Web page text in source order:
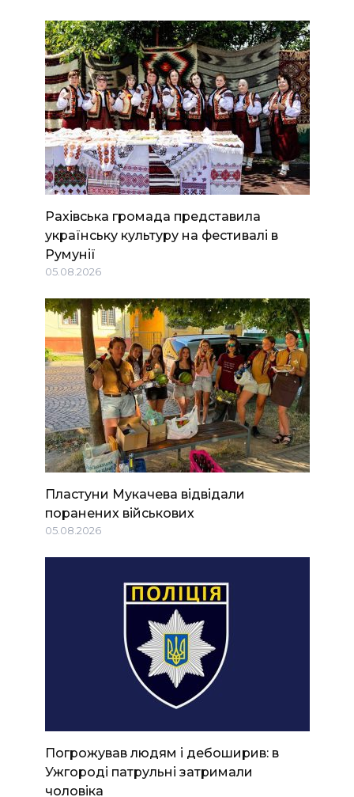
Рахівська громада представила
українську культуру на фестивалі в
Румунії
05.08.2026
Пластуни Мукачева відвідали
поранених військових
05.08.2026
Погрожував людям і дебоширив: в
Ужгороді патрульні затримали
чоловіка